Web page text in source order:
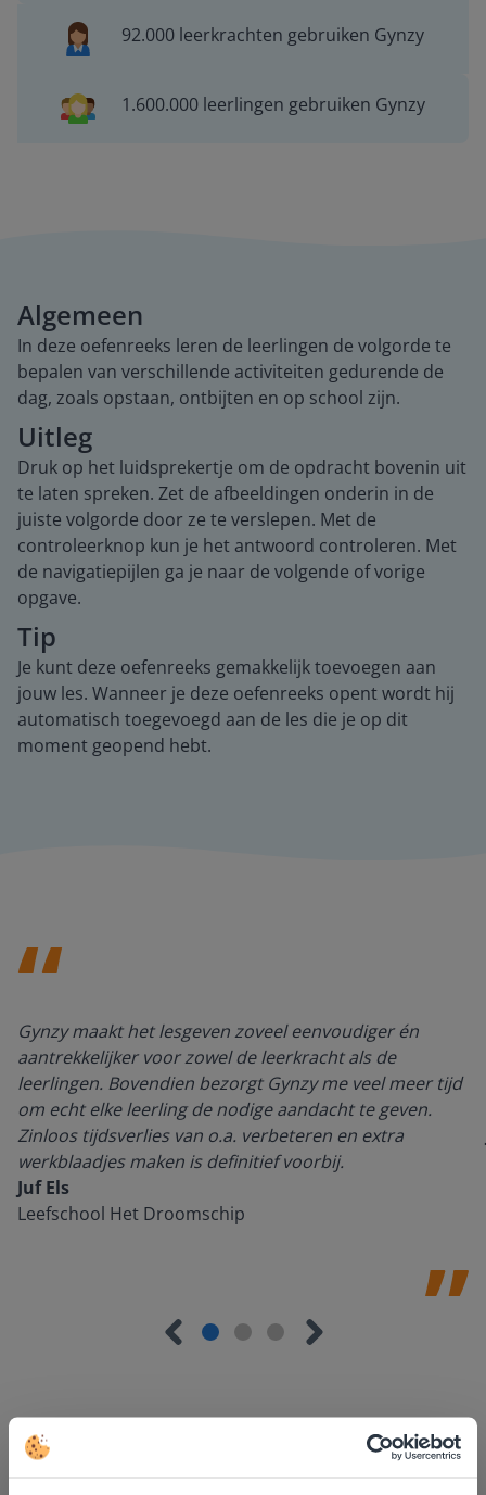
92.000 leerkrachten gebruiken Gynzy
1.600.000 leerlingen gebruiken Gynzy
Algemeen
In deze oefenreeks leren de leerlingen de volgorde te
bepalen van verschillende activiteiten gedurende de
dag, zoals opstaan, ontbijten en op school zijn.
Uitleg
Druk op het luidsprekertje om de opdracht bovenin uit
te laten spreken. Zet de afbeeldingen onderin in de
juiste volgorde door ze te verslepen. Met de
controleerknop kun je het antwoord controleren. Met
de navigatiepijlen ga je naar de volgende of vorige
opgave.
Tip
Je kunt deze oefenreeks gemakkelijk toevoegen aan
jouw les. Wanneer je deze oefenreeks opent wordt hij
automatisch toegevoegd aan de les die je op dit
moment geopend hebt.
Gynzy maakt het lesgeven zoveel eenvoudiger én
aantrekkelijker voor zowel de leerkracht als de
leerlingen. Bovendien bezorgt Gynzy me veel meer tijd
om echt elke leerling de nodige aandacht te geven.
Zinloos tijdsverlies van o.a. verbeteren en extra
werkblaadjes maken is definitief voorbij.
Juf Els
Leefschool Het Droomschip